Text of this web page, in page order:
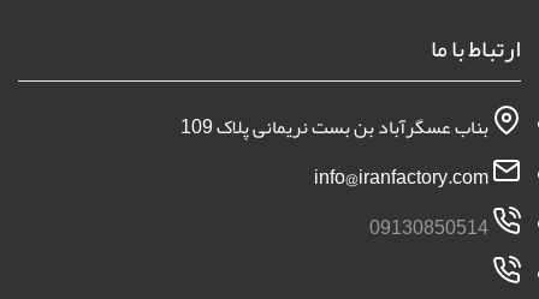
ارتباط با ما
بناب عسگرآباد بن بست نریمانی پلاک 109
09130850514